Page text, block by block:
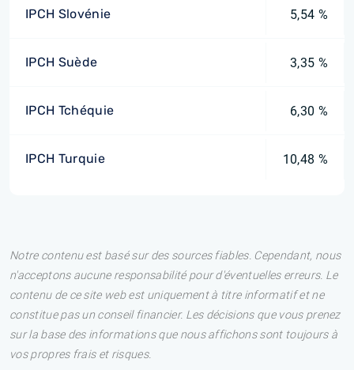
IPCH Slovénie 5,54 %
IPCH Suède 3,35 %
IPCH Tchéquie 6,30 %
IPCH Turquie 10,48 %
Notre contenu est basé sur des sources fiables. Cependant, nous
n'acceptons aucune responsabilité pour d'éventuelles erreurs. Le
contenu de ce site web est uniquement à titre informatif et ne
constitue pas un conseil financier. Les décisions que vous prenez
sur la base des informations que nous affichons sont toujours à
vos propres frais et risques.